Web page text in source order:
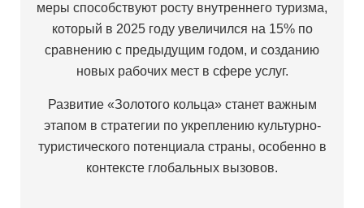
меры способствуют росту внутреннего туризма,
который в 2025 году увеличился на 15% по
сравнению с предыдущим годом, и созданию
новых рабочих мест в сфере услуг.
Развитие «Золотого кольца» станет важным
этапом в стратегии по укреплению культурно-
туристического потенциала страны, особенно в
контексте глобальных вызовов.